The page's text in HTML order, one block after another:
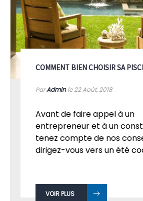
COMMENT BIEN CHOISIR SA
ParAdminle 22Août, 2018
Avant de faire appel à un
entrepreneur et à un
tenez compte de nos
dirigez-vous vers un été
VOIR PLUS